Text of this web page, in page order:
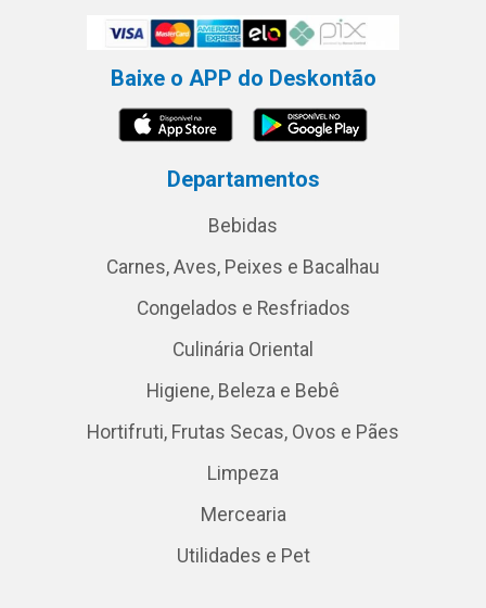
Baixe o APP do Deskontão
Departamentos
Bebidas
Carnes, Aves, Peixes e Bacalhau
Congelados e Resfriados
Culinária Oriental
Higiene, Beleza e Bebê
Hortifruti, Frutas Secas, Ovos e Pães
Limpeza
Mercearia
Utilidades e Pet